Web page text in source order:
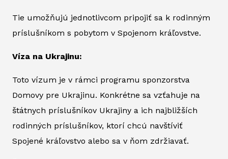
Tie umožňujú jednotlivcom pripojiť sa k rodinným
príslušníkom s pobytom v Spojenom kráľovstve.
Víza na Ukrajinu:
Toto vízum je v rámci programu sponzorstva
Domovy pre Ukrajinu. Konkrétne sa vzťahuje na
štátnych príslušníkov Ukrajiny a ich najbližších
rodinných príslušníkov, ktorí chcú navštíviť
Spojené kráľovstvo alebo sa v ňom zdržiavať.